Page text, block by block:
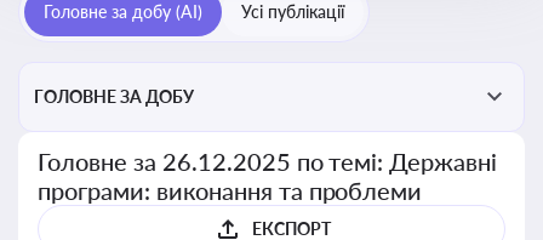
Головне за добу (AI) Усі публікації
ГОЛОВНЕ ЗА ДОБУ
Головне за 26.12.2025 по темі: Державні
програми: виконання та проблеми
ЕКСПОРТ